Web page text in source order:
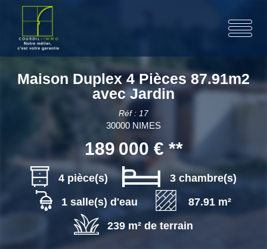
Maison Duplex 4 Pièces 87.91m2
avec Jardin
Réf : 17
30000 NIMES
189 000 €**
4 pièce(s)
3 chambre(s)
1 salle(s) d'eau
87.91 m²
239 m² de terrain